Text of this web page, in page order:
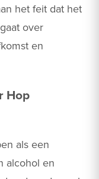
het feit dat het
over
en
Hop
als een
alcohol en